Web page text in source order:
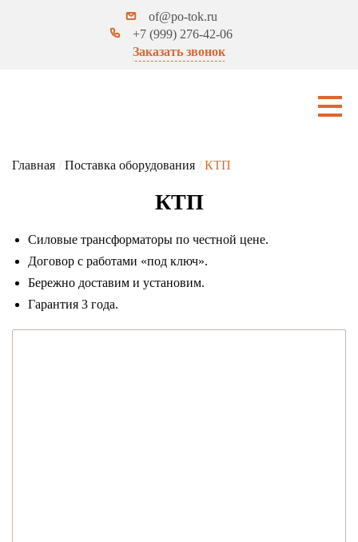
of@po-tok.ru
+7 (999) 276-42-06
Заказать звонок
Главная / Поставка оборудования / КТП
КТП
Силовые трансформаторы по честной цене.
Договор с работами «под ключ».
Бережно доставим и установим.
Гарантия 3 года.